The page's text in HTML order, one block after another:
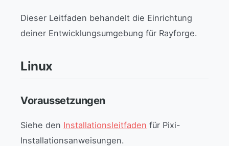
Dieser Leitfaden behandelt die Einrichtung
deiner Entwicklungsumgebung für Rayforge.
Linux
Voraussetzungen
Siehe den Installationsleitfaden für Pixi-
Installationsanweisungen.